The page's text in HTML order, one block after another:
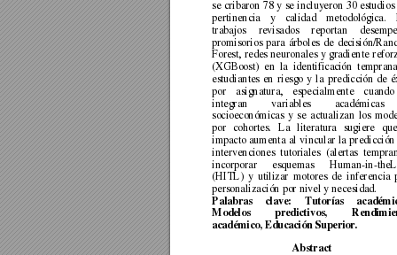
se cribaron 78 y se incluyeron 30 estudios
pertinencia
y calidad metodológica.
trabajos
revisados reportan
promisorios para árboles de decisión/
Forest, redes neuronales y gradiente
(XGBoost)
en la identificación
estudiantes en riesgo y la predicción de
por
asignatura, especialmente
cuando
integran
variables
académicas
socioeconómicas y se actualizan los
por
cohortes. La literatura sugiere
impacto aumenta al vincular la predicción
intervenciones tutoriales (alertas
incorporar
esquemas Human-in-
(HITL) y utilizar motores de inferencia
personalización por nivel y necesidad.
Palabras clave: Tutorías
Modelos
predictivos,
académico, Educación Superior.
Abstract